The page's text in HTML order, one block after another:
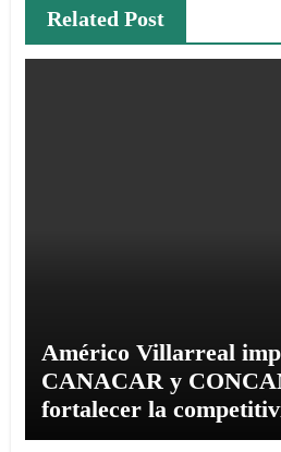
Related Post
Américo Villarreal
CANACAR y
fortalecer la
Tamaulipas